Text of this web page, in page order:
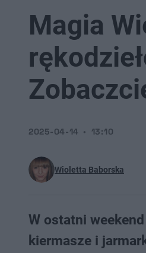
Magia
Wioletta Baborska
2025-04-14 13:10
W ostatni
kiermasze i